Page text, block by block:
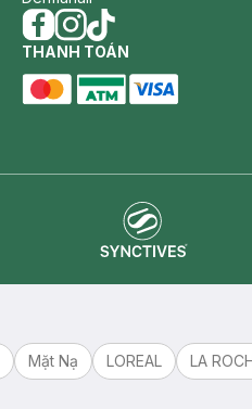
facebook
instagram
tiktok
THANH TOÁN
Mặt Nạ LOREAL LA